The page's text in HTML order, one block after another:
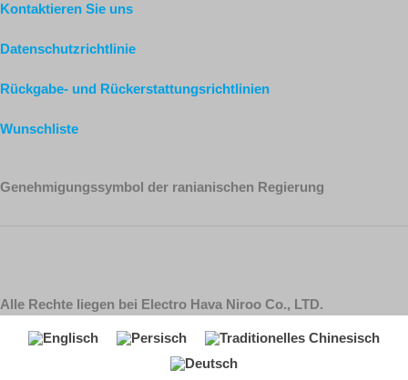
Kontaktieren Sie uns
Datenschutzrichtlinie
Rückgabe- und Rückerstattungsrichtlinien
Wunschliste
Genehmigungssymbol der ranianischen Regierung
Alle Rechte liegen bei Electro Hava Niroo Co., LTD.